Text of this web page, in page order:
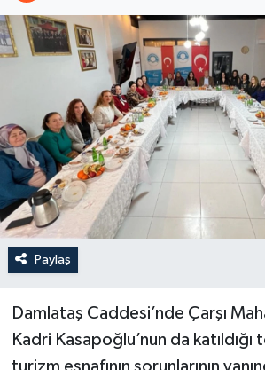
Paylaş
Damlataş Caddesi’nde Çarşı
Kadri Kasapoğlu’nun da katıldığı
turizm esnafının sorunlarının
Haber Arşivi